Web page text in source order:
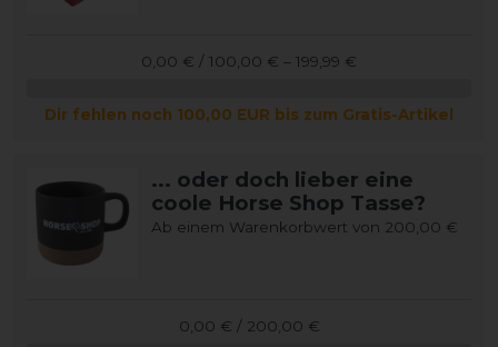
0,00 € / 100,00 € – 199,99 €
Dir fehlen noch 100,00 EUR bis zum Gratis-Artikel
... oder doch lieber eine
coole Horse Shop Tasse?
Ab einem Warenkorbwert von 200,00 €
0,00 € / 200,00 €